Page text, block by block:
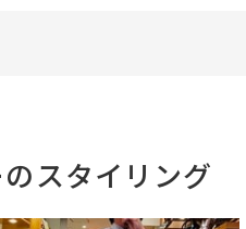
スタイリング